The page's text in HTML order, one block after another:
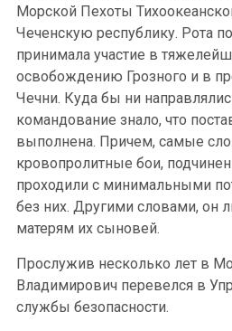
Морской Пехоты
Чеченскую республику. Рота
принимала участие в
освобождению Грозного и в
Чечни. Куда бы ни
командование знало, что
выполнена. Причем, самые
кровопролитные бои,
проходили с минимальными
без них. Другими словами, он
матерям их сыновей.
Прослужив несколько лет в
Владимирович перевелся в
службы безопасности.